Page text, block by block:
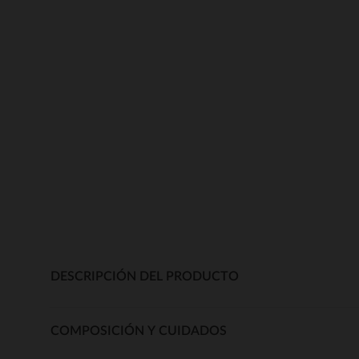
DESCRIPCIÓN DEL PRODUCTO
COMPOSICIÓN Y CUIDADOS